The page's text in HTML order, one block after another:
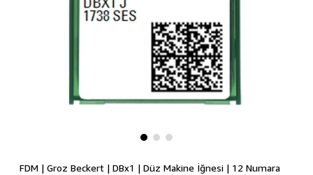
FDM | Groz Beckert | DBx1 | Düz Makine İğnesi | 12 Numara